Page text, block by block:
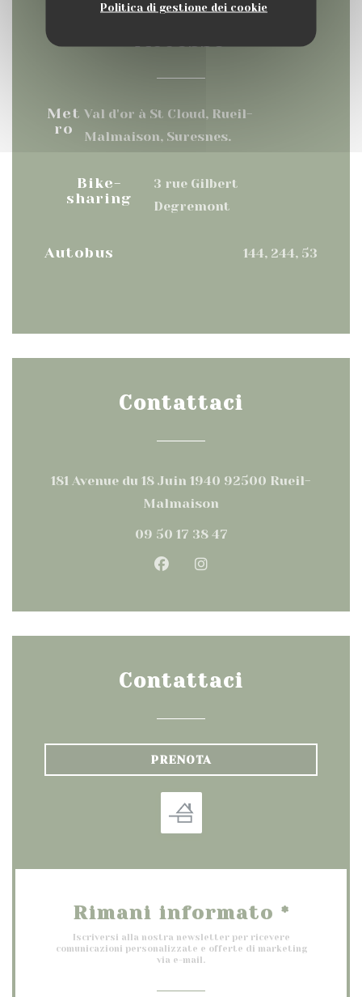
Politica di gestione dei cookie
Accesso
Met
ro
Val d'or à St Cloud, Rueil-
Malmaison, Suresnes.
Bike-
sharing
3 rue Gilbert
Degremont
Autobus 144, 244, 53
Contattaci
181 Avenue du 18 Juin 1940 92500 Rueil-
Malmaison
09 50 17 38 47
Facebook ((apre una
Contattaci
PRENOTA
Rimani informato *
Iscriversi alla nostra newsletter per ricevere
comunicazioni personalizzate e offerte di marketing
via e-mail.